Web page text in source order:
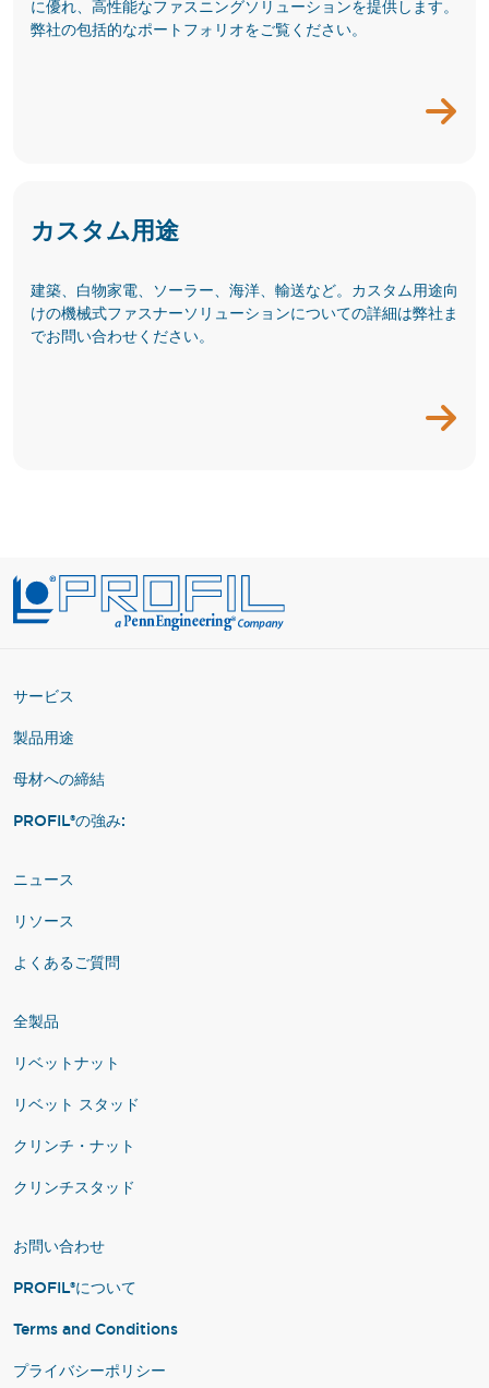
に優れ、高性能なファスニングソリューションを提供します。
弊社の包括的なポートフォリオをご覧ください。
カスタム用途
建築、白物家電、ソーラー、海洋、輸送など。カスタム用途向
けの機械式ファスナーソリューションについての詳細は弊社ま
でお問い合わせください。
サービス
製品用途
母材への締結
PROFIL®の強み:
ニュース
リソース
よくあるご質問
全製品
リベットナット
リベット スタッド
クリンチ・ナット
クリンチスタッド
お問い合わせ
PROFIL®について
Terms and Conditions
プライバシーポリシー